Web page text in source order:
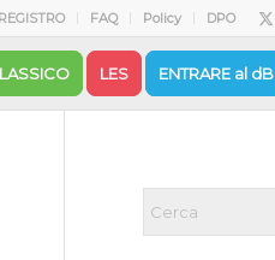
FAQ Policy DPO
LES ENTRARE al dB